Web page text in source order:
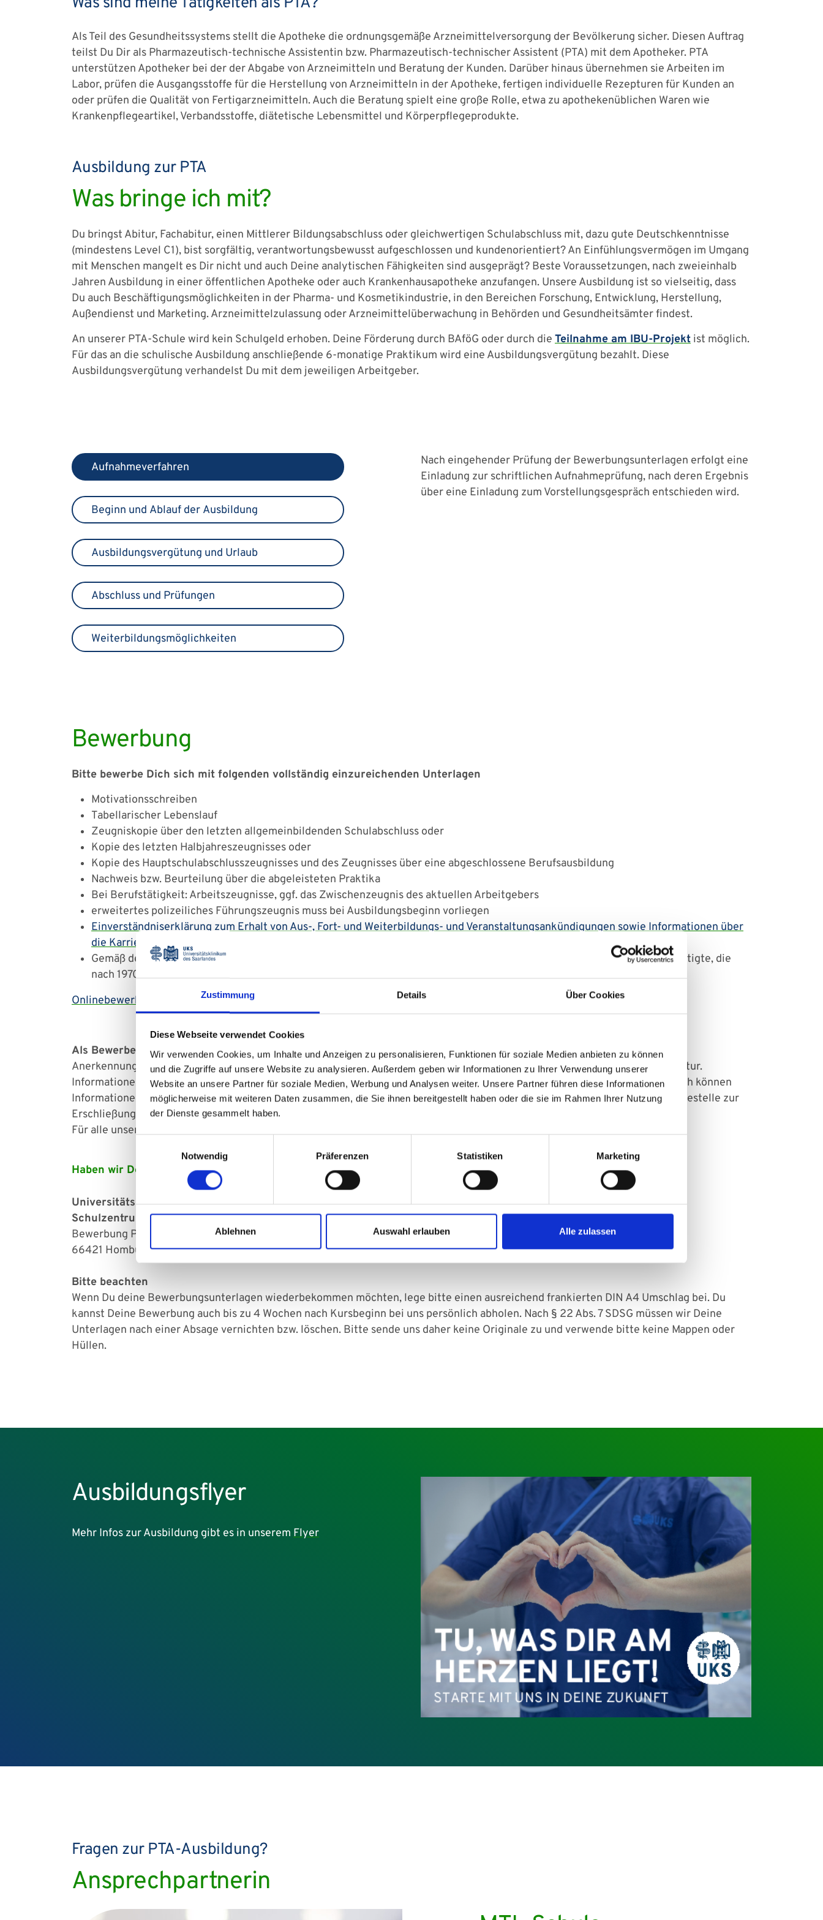
Zustimmung Details Über Cookies
Diese Webseite verwendet Cookies
Wir verwenden Cookies, um Inhalte und Anzeigen zu personalisieren, Funktionen für soziale Medien anbieten zu können
und die Zugriffe auf unsere Website zu analysieren. Außerdem geben wir Informationen zu Ihrer Verwendung unserer
Website an unsere Partner für soziale Medien, Werbung und Analysen weiter. Unsere Partner führen diese Informationen
möglicherweise mit weiteren Daten zusammen, die Sie ihnen bereitgestellt haben oder die sie im Rahmen Ihrer Nutzung
der Dienste gesammelt haben.
Notwendig
Präferenzen Statistiken Marketing
Ablehnen Auswahl erlauben Alle zulassen
Als Teil des Gesundheitssystems stellt die Apotheke die ordnungsgemäße Arzneimittelversorgung der Bevölkerung sicher. Diesen Auftrag
teilst Du Dir als Pharmazeutisch-technische Assistentin bzw. Pharmazeutisch-technischer Assistent (PTA) mit dem Apotheker. PTA
unterstützen Apotheker bei der der Abgabe von Arzneimitteln und Beratung der Kunden. Darüber hinaus übernehmen sie Arbeiten im
Labor, prüfen die Ausgangsstoffe für die Herstellung von Arzneimitteln in der Apotheke, fertigen individuelle Rezepturen für Kunden an
oder prüfen die Qualität von Fertigarzneimitteln. Auch die Beratung spielt eine große Rolle, etwa zu apothekenüblichen Waren wie
Krankenpflegeartikel, Verbandsstoffe, diätetische Lebensmittel und Körperpflegeprodukte.
Ausbildung zur PTA
Was bringe ich mit?
Du bringst Abitur, Fachabitur, einen Mittlerer Bildungsabschluss oder gleichwertigen Schulabschluss mit, dazu gute Deutschkenntnisse
(mindestens Level C1), bist sorgfältig, verantwortungsbewusst aufgeschlossen und kundenorientiert? An Einfühlungsvermögen im Umgang
mit Menschen mangelt es Dir nicht und auch Deine analytischen Fähigkeiten sind ausgeprägt? Beste Voraussetzungen, nach zweieinhalb
Jahren Ausbildung in einer öffentlichen Apotheke oder auch Krankenhausapotheke anzufangen. Unsere Ausbildung ist so vielseitig, dass
Du auch Beschäftigungsmöglichkeiten in der Pharma- und Kosmetikindustrie, in den Bereichen Forschung, Entwicklung, Herstellung,
Außendienst und Marketing. Arzneimittelzulassung oder Arzneimittelüberwachung in Behörden und Gesundheitsämter findest.
An unserer PTA-Schule wird kein Schulgeld erhoben. Deine Förderung durch BAföG oder durch die Teilnahme am IBU-Projekt ist möglich.
Für das an die schulische Ausbildung anschließende 6-monatige Praktikum wird eine Ausbildungsvergütung bezahlt. Diese
Ausbildungsvergütung verhandelst Du mit dem jeweiligen Arbeitgeber.
Aufnahmeverfahren
Beginn und Ablauf der Ausbildung
Ausbildungsvergütung und Urlaub
Abschluss und Prüfungen
Weiterbildungsmöglichkeiten
Nach eingehender Prüfung der Bewerbungsunterlagen erfolgt eine
Einladung zur schriftlichen Aufnahmeprüfung, nach deren Ergebnis
über eine Einladung zum Vorstellungsgespräch entschieden wird.
Bewerbung
Bitte bewerbe Dich sich mit folgenden vollständig einzureichenden Unterlagen
Motivationsschreiben
Tabellarischer Lebenslauf
Zeugniskopie über den letzten allgemeinbildenden Schulabschluss oder
Kopie des letzten Halbjahreszeugnisses oder
Kopie des Hauptschulabschlusszeugnisses und des Zeugnisses über eine abgeschlossene Berufsausbildung
Nachweis bzw. Beurteilung über die abgeleisteten Praktika
Bei Berufstätigkeit: Arbeitszeugnisse, ggf. das Zwischenzeugnis des aktuellen Arbeitgebers
erweitertes polizeiliches Führungszeugnis muss bei Ausbildungsbeginn vorliegen
Einverständniserklärung zum Erhalt von Aus-, Fort- und Weiterbildungs- und Veranstaltungsankündigungen sowie Informationen über
die Karrieremöglichkeiten am UKS (freiwillig)
Gemäß des Masernschutzgesetzes müssen alle in Gesundheitseinrichtungen ab dem 01.03.2020 neu eingestellte Beschäftigte, die
nach 1970 geboren sind, einenImmunitätsnachweis bzgl. Masernvorlegen.
Onlinebewerbung
Als Bewerber/-in mit einem im Ausland erworbenen Schulabschlussbeachte bitte zusätzlich Folgendes: Zuständig für die
Anerkennung bzw. Gleichstellung im Ausland erworbener Schulabschlüsse im Saarland ist das Ministerium für Bildung und Kultur.
Informationen zu Ansprechpersonen, einzureichenden Dokumenten und Gebühren sind unterdiesem Linkzu finden. Zusätzlich können
Informationen und Beratung zur Anerkennung im Ausland erworbener Schul-, Berufs- und Hochschulabschlüsse bei der Servicestelle zur
Erschließung ausländischer Qualifikationen, Tel.: 0681 9520-456, erfragt werden.
Für alle unsere Ausbildungen sind gute Deutschkenntnisse (mindestens Level B2) Voraussetzung.
Haben wir Dein Interesse geweckt? Dann freuen wir uns über Deine Bewerbung an
Universitätsklinikum des Saarlandes
Schulzentrum, Gebäude 53/54
Bewerbung PTA
66421 Homburg
Bitte beachten
Wenn Du deine Bewerbungsunterlagen wiederbekommen möchten, lege bitte einen ausreichend frankierten DIN A4 Umschlag bei. Du
kannst Deine Bewerbung auch bis zu 4 Wochen nach Kursbeginn bei uns persönlich abholen. Nach § 22 Abs. 7 SDSG müssen wir Deine
Unterlagen nach einer Absage vernichten bzw. löschen. Bitte sende uns daher keine Originale zu und verwende bitte keine Mappen oder
Hüllen.
Ausbildungsflyer
Mehr Infos zur Ausbildung gibt es in unserem Flyer
Fragen zur PTA-Ausbildung?
Ansprechpartnerin